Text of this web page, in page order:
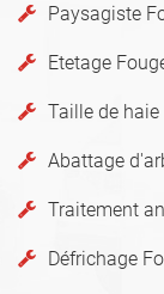
Paysagiste
Etetage
Taille de
Abattage
Traitement
Défrichage